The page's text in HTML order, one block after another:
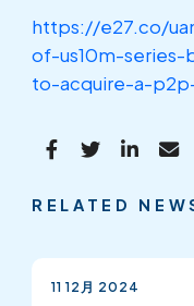
https://e27.co/
of-us10m-
to-acquire-a-
RELATED
11 12月 2024